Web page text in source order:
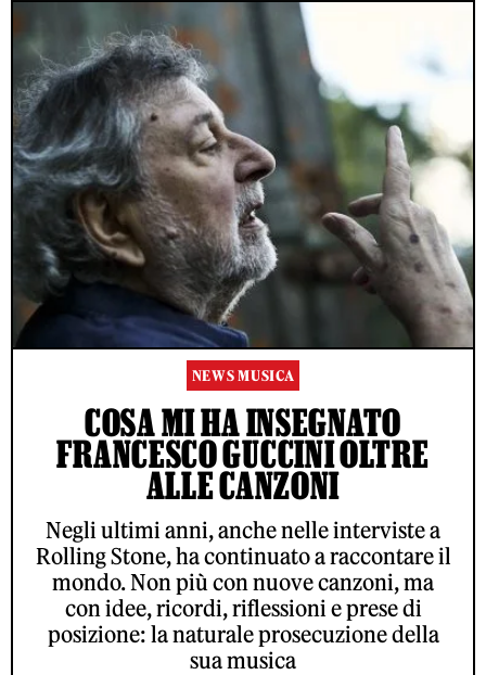
NEWS MUSICA
COSA MI HA INSEGNATO
FRANCESCO GUCCINI OLTRE
ALLE CANZONI
Negli ultimi anni, anche nelle interviste a
Rolling Stone, ha continuato a raccontare il
mondo. Non più con nuove canzoni, ma
con idee, ricordi, riflessioni e prese di
posizione: la naturale prosecuzione della
sua musica